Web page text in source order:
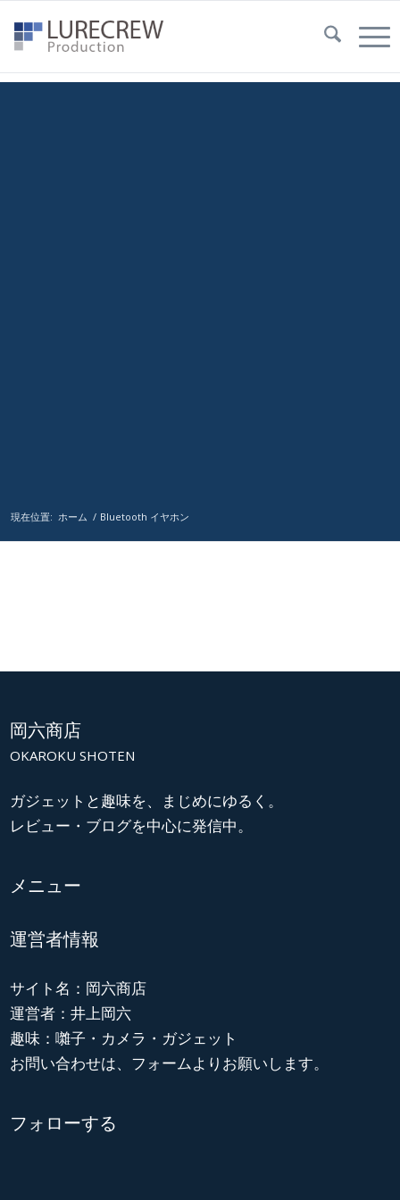
現在位置: ホーム / Bluetooth イヤホン
岡六商店
OKAROKU SHOTEN
ガジェットと趣味を、まじめにゆるく。
レビュー・ブログを中心に発信中。
メニュー
運営者情報
サイト名：岡六商店
運営者：井上岡六
趣味：囃子・カメラ・ガジェット
お問い合わせは、フォームよりお願いします。
フォローする